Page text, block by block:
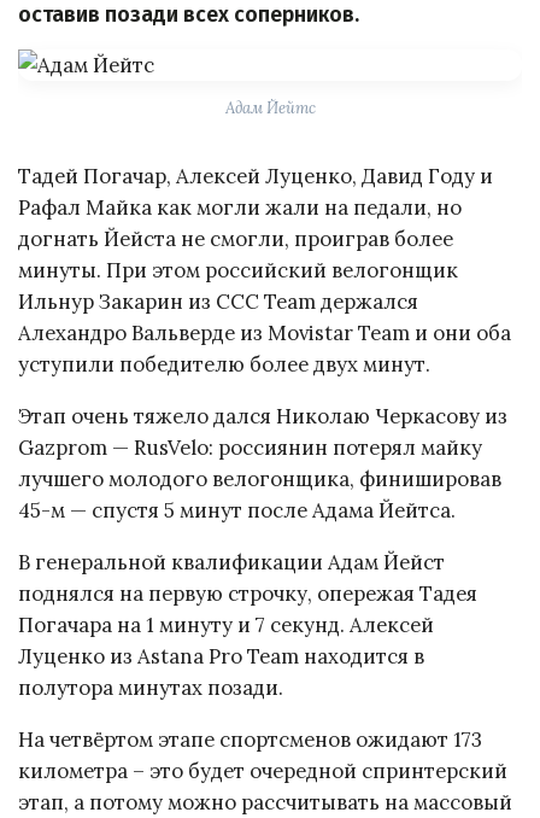
оставив позади всех соперников.
Адам Йейтс
Тадей Погачар, Алексей Луценко, Давид Году и
Рафал Майка как могли жали на педали, но
догнать Йейста не смогли, проиграв более
минуты. При этом российский велогонщик
Ильнур Закарин из CCC Team держался
Алехандро Вальверде из Movistar Team и они оба
уступили победителю более двух минут.
Этап очень тяжело дался Николаю Черкасову из
Gazprom — RusVelo: россиянин потерял майку
лучшего молодого велогонщика, финишировав
45-м — спустя 5 минут после Адама Йейтса.
В генеральной квалификации Адам Йейст
поднялся на первую строчку, опережая Тадея
Погачара на 1 минуту и 7 секунд. Алексей
Луценко из Astana Pro Team находится в
полутора минутах позади.
На четвёртом этапе спортсменов ожидают 173
километра – это будет очередной спринтерский
этап, а потому можно рассчитывать на массовый